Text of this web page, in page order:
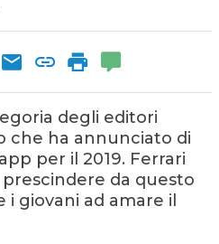
degli editori
che ha annunciato di
per il 2019. Ferrari
prescindere da questo
giovani ad amare il